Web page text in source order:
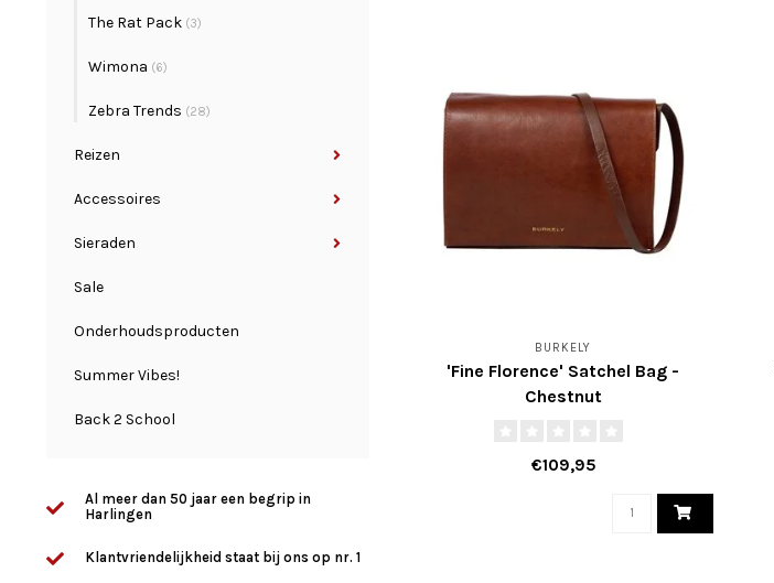
The Rat Pack (3)
Wimona (6)
Zebra Trends (28)
Reizen
Accessoires
Sieraden
Sale
Onderhoudsproducten
Summer Vibes!
Back 2 School
Al meer dan 50 jaar een begrip in
Harlingen
Klantvriendelijkheid staat bij ons op nr. 1
BURKELY
'Fine Florence' Satchel Bag -
Chestnut
€109,95